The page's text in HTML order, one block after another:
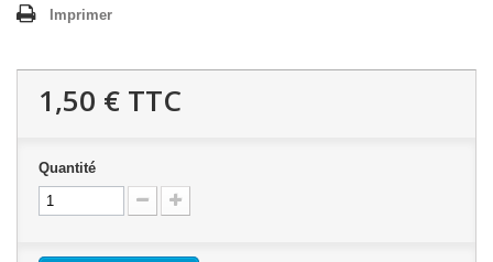
Imprimer
1,50 € TTC
Quantité